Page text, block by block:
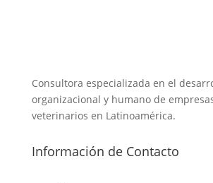
Consultora especializada en el
organizacional y humano de
veterinarios en Latinoamérica.
Información de Contacto